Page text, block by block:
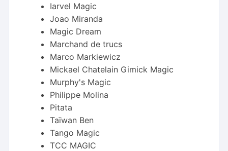
Iarvel Magic
Joao Miranda
Magic Dream
Marchand de trucs
Marco Markiewicz
Mickael Chatelain Gimick Magic
Murphy's Magic
Philippe Molina
Pitata
Taïwan Ben
Tango Magic
TCC MAGIC